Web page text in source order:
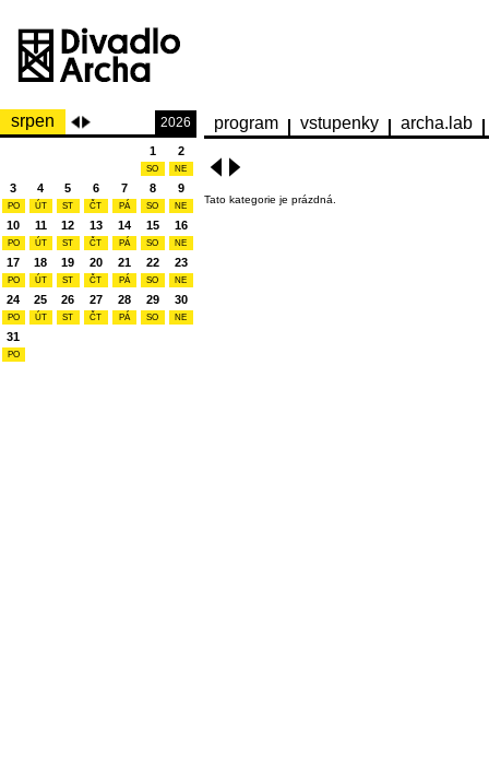
srpen 2026
1
SO
2
NE
3
PO
4
ÚT
5
ST
6
ČT
7
PÁ
8
SO
9
NE
10
PO
11
ÚT
12
ST
13
ČT
14
PÁ
15
SO
16
NE
17
PO
18
ÚT
19
ST
20
ČT
21
PÁ
22
SO
23
NE
24
PO
25
ÚT
26
ST
27
ČT
28
PÁ
29
SO
30
NE
31
PO
program vstupenky archa.lab
Tato kategorie je prázdná.